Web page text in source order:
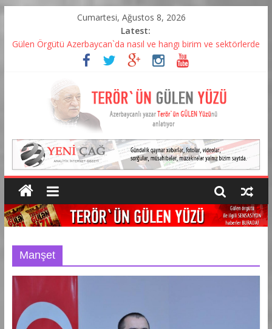
Cumartesi, Ağustos 8, 2026
Latest:
Gülen Örgütü Azerbaycan`da nasıl ve hangı birim ve sektörlerde
yapılandı? – VİDEO
Özgürüz yoksa küresel sermaye`nin esiri mi? – Agil Alesger
“Sessiz İşgal – Azerbaycan’da Fetö Örgütlenmesi” – KİTAP
Gülen neden yıllar sonra Tahşiye`yi hatırladı? – Agil Alesger
Gulen Erdoğancıları Azerbaycan`dan deport etdiriyor
Manşet